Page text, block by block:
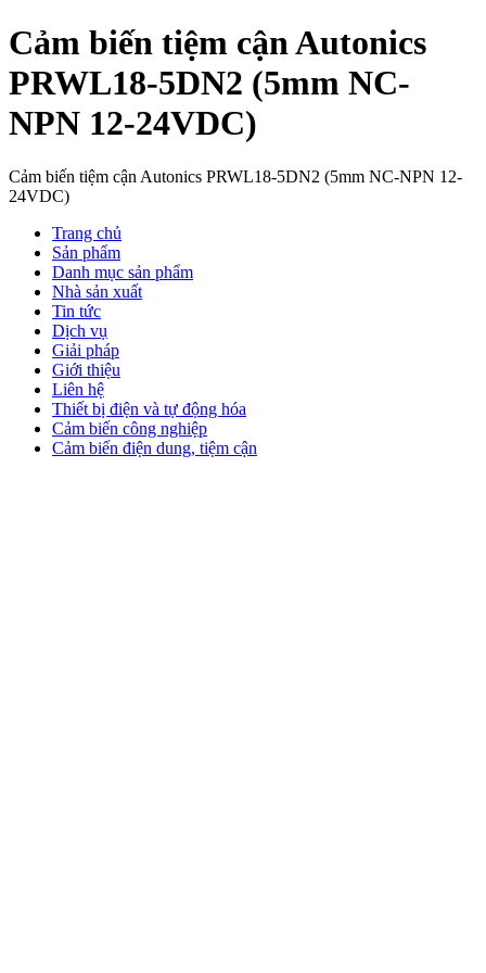
Cảm biến tiệm cận Autonics
PRWL18-5DN2 (5mm NC-
NPN 12-24VDC)
Cảm biến tiệm cận Autonics PRWL18-5DN2 (5mm NC-NPN 12-
24VDC)
Trang chủ
Sản phẩm
Danh mục sản phẩm
Nhà sản xuất
Tin tức
Dịch vụ
Giải pháp
Giới thiệu
Liên hệ
Thiết bị điện và tự động hóa
Cảm biến công nghiệp
Cảm biến điện dung, tiệm cận